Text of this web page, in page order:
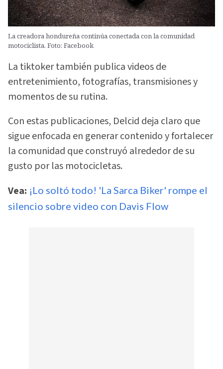
La creadora hondureña continúa conectada con la comunidad
motociclista. Foto: Facebook
La tiktoker también publica videos de
entretenimiento, fotografías, transmisiones y
momentos de su rutina.
Con estas publicaciones, Delcid deja claro que
sigue enfocada en generar contenido y fortalecer
la comunidad que construyó alrededor de su
gusto por las motocicletas.
Vea: ¡Lo soltó todo! 'La Sarca Biker' rompe el
silencio sobre video con Davis Flow